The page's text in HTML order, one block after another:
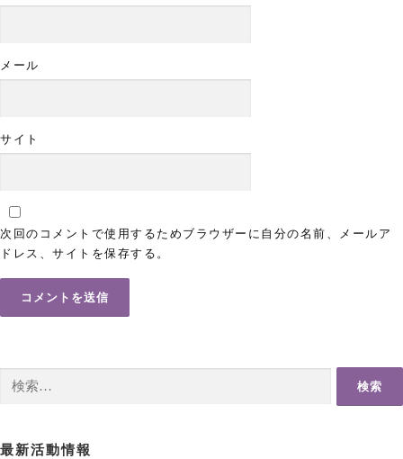
メール
サイト
次回のコメントで使用するためブラウザーに自分の名前、メールア
ドレス、サイトを保存する。
最新活動情報